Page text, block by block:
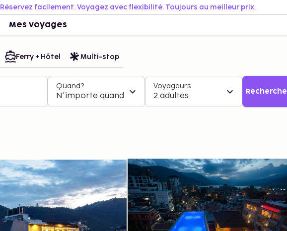
Réservez facilement. Voyagez avec flexibilité. Toujours au meilleur prix.
Mes voyages
Ferry + Hôtel Multi-stop
Quand?
N'importe quand
Voyageurs
2 adultes Recherche